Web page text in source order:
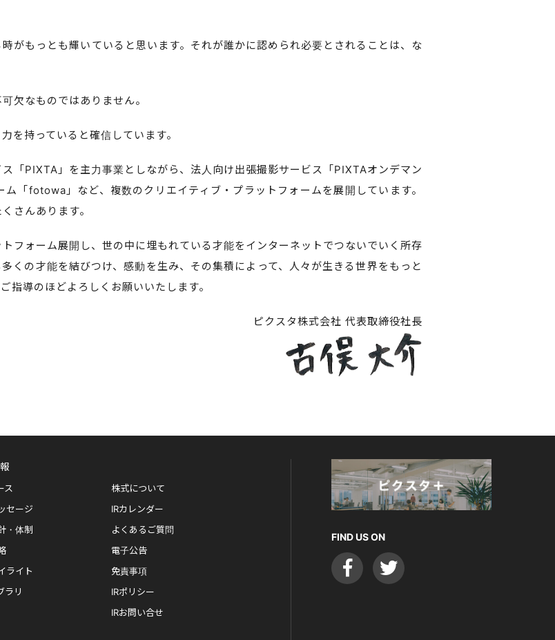
がもっとも輝いていると思います。それが誰かに認められ必要とされることは、な
欠なものではありません。
を持っていると確信しています。
「PIXTA」を主力事業としながら、法人向け出張撮影サービス「PIXTAオンデマン
「fotowa」など、複数のクリエイティブ・プラットフォームを展開しています。
さんあります。
フォーム展開し、世の中に埋もれている才能をインターネットでつないでいく所存
くの才能を結びつけ、感動を生み、その集積によって、人々が生きる世界をもっと
指導のほどよろしくお願いいたします。
ピクスタ株式会社 代表取締役社長
ス
セージ
・体制
ライト
ラリ
株式について
IRカレンダー
よくあるご質問
電子公告
免責事項
IRポリシー
IRお問い合せ
FIND US ON